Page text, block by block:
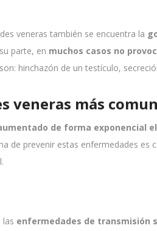
veneras también se encuentra la
parte, en muchos casos no
hinchazón de un testículo,
veneras más
de forma exponencial
de prevenir estas enfermedades
las enfermedades de transmisión